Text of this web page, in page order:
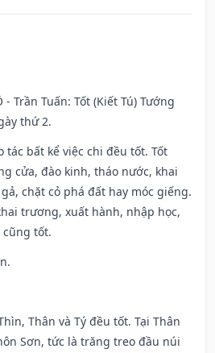
- Trần Tuấn: Tốt (Kiết Tú) Tướng
thứ 2.
tác bất kể việc chi đều tốt. Tốt
cửa, đào kinh, tháo nước, khai
chặt cỏ phá đất hay móc giếng.
trương, xuất hành, nhập học,
tốt.
Thân và Tý đều tốt. Tại Thân
Sơn, tức là trăng treo đầu núi